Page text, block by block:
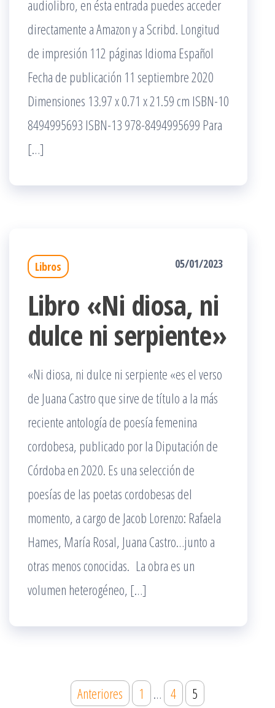
audiolibro, en ésta entrada puedes acceder
directamente a Amazon y a Scribd. Longitud
de impresión 112 páginas Idioma Español
Fecha de publicación 11 septiembre 2020
Dimensiones 13.97 x 0.71 x 21.59 cm ISBN-10
8494995693 ISBN-13 978-8494995699 Para
[…]
Libros 05/01/2023
Libro «Ni diosa, ni
dulce ni serpiente»
«Ni diosa, ni dulce ni serpiente «es el verso
de Juana Castro que sirve de título a la más
reciente antología de poesía femenina
cordobesa, publicado por la Diputación de
Córdoba en 2020. Es una selección de
poesías de las poetas cordobesas del
momento, a cargo de Jacob Lorenzo: Rafaela
Hames, María Rosal, Juana Castro…junto a
otras menos conocidas. La obra es un
volumen heterogéneo, […]
PaginaciónAnteriores 1 … 4 5